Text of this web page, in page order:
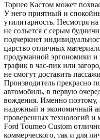
Торнео Кастом может
У него приятный и
утилитарность. Несмотря
не сольется с серым
подчеркнет
царство отличных
продуманной эргономики
трафик в час-пик или
не смогут доставить
Производитель прекрасно
автомобиль, в первую
вождения. Именно поэтому,
надежный и экономичный
проверенных технологий и
Ford Tourneo Custom
коммерческого, так и для